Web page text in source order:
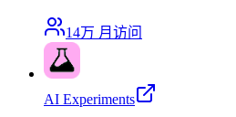
14万 月访问
AI Experiments